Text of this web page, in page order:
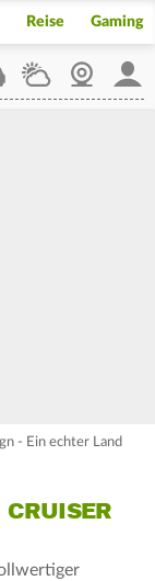
Reise Gaming
WetterWebcam
- Ein echter Land